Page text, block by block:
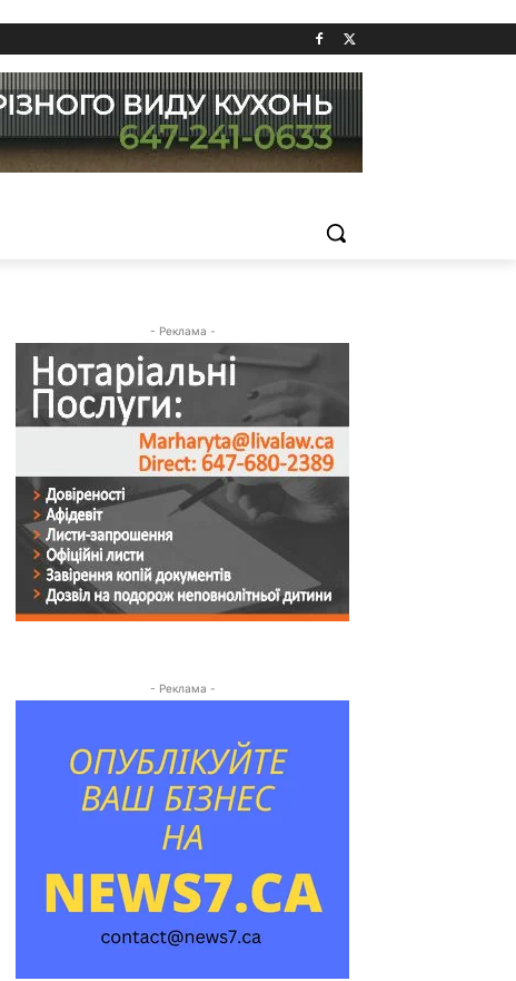
- Реклама -
- Реклама -